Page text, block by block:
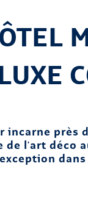
incarne près
l'art déco